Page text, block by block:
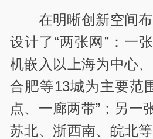
在明晰创新空间
设计了“两张网”：一
机嵌入以上海为中心
合肥等13城为主要范
点、一廊两带”；另一
苏北、浙西南、皖北